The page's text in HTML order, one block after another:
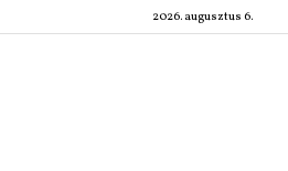
2026. augusztus 6.